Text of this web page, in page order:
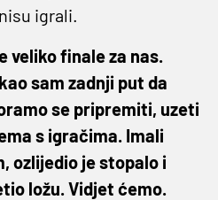
igrali.
veliko finale za nas.
sam zadnji put da
se pripremiti, uzeti
s igračima. Imali
ozlijedio je stopalo i
ložu. Vidjet ćemo.